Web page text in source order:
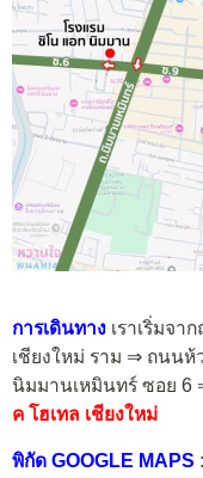
การเดินทาง เราเริ่มจา
เชียงใหม่ ราม ⇒ ถนน
นิมมานเหมินทร์ ซอย 6
ค โฮเทล เชียงใหม่
พิกัด GOOGLE MAPS :